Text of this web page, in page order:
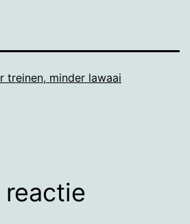
treinen, minder lawaai
reactie